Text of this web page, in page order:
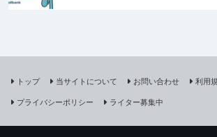
トップ 当サイトについて お問い合わせ
利用
プライバシーポリシー
ライター募集中